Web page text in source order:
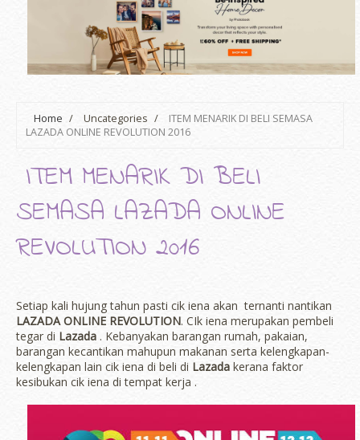
Home / Uncategories /
ITEM MENARIK DI BELI SEMASA
LAZADA ONLINE REVOLUTION 2016
ITEM MENARIK DI BELI
SEMASA LAZADA ONLINE
REVOLUTION 2016
Setiap kali hujung tahun pasti cik iena akan ternanti nantikan
LAZADA ONLINE REVOLUTION. CIk iena merupakan pembeli
tegar di Lazada . Kebanyakan barangan rumah, pakaian,
barangan kecantikan mahupun makanan serta kelengkapan-
kelengkapan lain cik iena di beli di Lazada kerana faktor
kesibukan cik iena di tempat kerja .